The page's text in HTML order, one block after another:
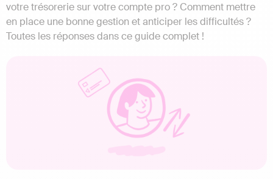
votre trésorerie sur votre compte pro ? Comment mettre
en place une bonne gestion et anticiper les difficultés ?
Toutes les réponses dans ce guide complet !